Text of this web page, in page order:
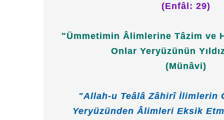
(Enfâl: 29)
"Ümmetimin Âlimlerine Tâzim ve
Onlar Yeryüzünün
(Münâvi)
"Allah-u Teâlâ Zâhirî İlimlerin
Yeryüzünden Âlimleri Eksik